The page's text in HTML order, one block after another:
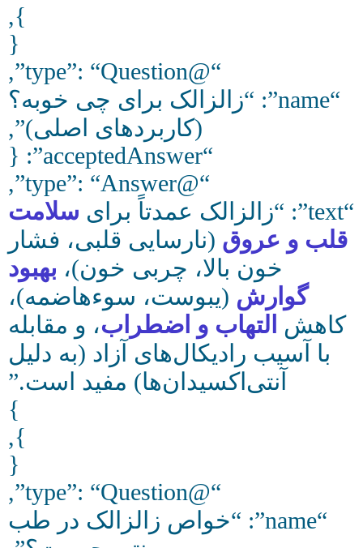
},
{
“@type”: “Question”,
“name”: “زالزالک برای چی خوبه؟
(کاربردهای اصلی)”,
“acceptedAnswer”: {
“@type”: “Answer”,
“text”: “زالزالک عمدتاً برای
سلامت
قلب و عروق(نارسایی قلبی، فشار
خون بالا، چربی خون)، بهبود
گوارش (یبوست، سوءهاضمه)،
کاهش التهاب و اضطراب، و مقابله
با آسیب رادیکال‌های آزاد (به دلیل
آنتی‌اکسیدان‌ها) مفید است.”
}
},
{
“@type”: “Question”,
“name”: “خواص زالزالک در طب